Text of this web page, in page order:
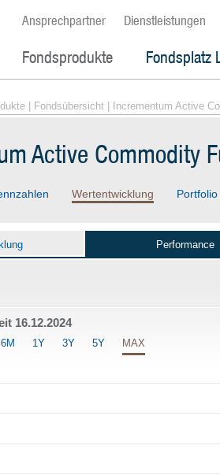
Ansprechpartner Dienstleistungen
Fondsprodukte Fondsplatz
Fondsübersicht | Incrementum Active
Active Commodity
Wertentwicklung Portfolio
Performance
16.12.2024
6M 1Y 3Y 5Y MAX